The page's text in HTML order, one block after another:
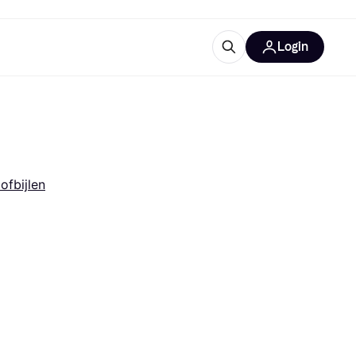
Login